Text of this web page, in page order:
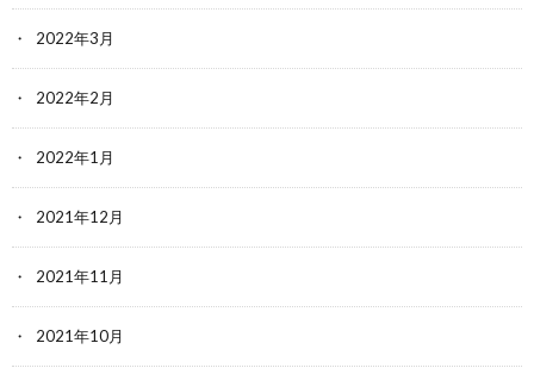
2022年3月
2022年2月
2022年1月
2021年12月
2021年11月
2021年10月